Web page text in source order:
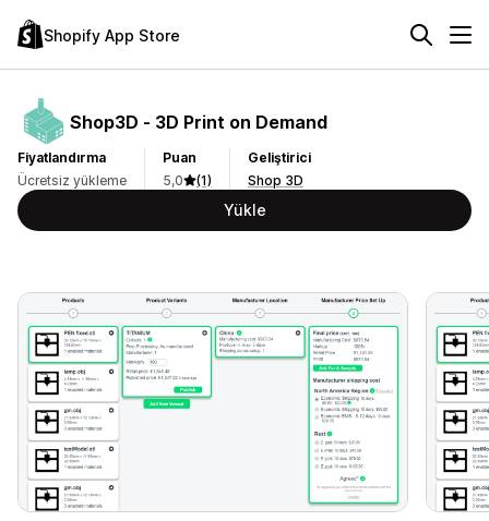
Shopify App Store
Shop3D ‑ 3D Print on Demand
Fiyatlandırma
Ücretsiz yükleme
Puan
5,0
(1)
Geliştirici
Shop 3D
Yükle